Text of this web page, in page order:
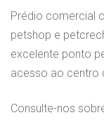
Prédio comercial
petshop e
excelente ponto
acesso ao centro
Consulte-nos